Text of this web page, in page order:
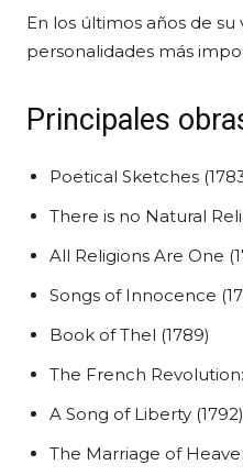
En los últimos años de
personalidades más
Principales
Poetical Sketches
There is no Natural
All Religions Are One
Songs of Innocence
Book of Thel (1789)
The French
A Song of Liberty (1792)
The Marriage of